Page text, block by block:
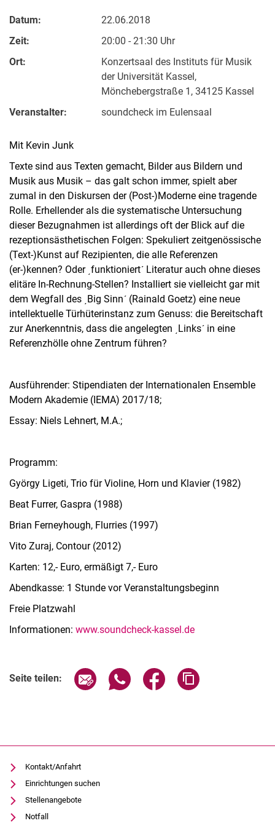
Datum:
22.06.2018
Zeit:
20:00 - 21:30 Uhr
Ort:
Konzertsaal des Instituts für Musik
der Universität Kassel,
Mönchebergstraße 1, 34125 Kassel
Veranstalter:
soundcheck im Eulensaal
Mit Kevin Junk
Texte sind aus Texten gemacht, Bilder aus Bildern und
Musik aus Musik – das galt schon immer, spielt aber
zumal in den Diskursen der (Post-)Moderne eine tragende
Rolle. Erhellender als die systematische Untersuchung
dieser Bezugnahmen ist allerdings oft der Blick auf die
rezeptionsästhetischen Folgen: Spekuliert zeitgenössische
(Text-)Kunst auf Rezipienten, die alle Referenzen
(er-)kennen? Oder ͵funktioniertʹ Literatur auch ohne dieses
elitäre In-Rechnung-Stellen? Installiert sie vielleicht gar mit
dem Wegfall des ͵Big Sinnʹ (Rainald Goetz) eine neue
intellektuelle Türhüterinstanz zum Genuss: die Bereitschaft
zur Anerkenntnis, dass die angelegten ͵Linksʹ in eine
Referenzhölle ohne Zentrum führen?
Ausführender: Stipendiaten der Internationalen Ensemble
Modern Akademie (IEMA) 2017/18;
Essay: Niels Lehnert, M.A.;
Programm:
György Ligeti, Trio für Violine, Horn und Klavier (1982)
Beat Furrer, Gaspra (1988)
Brian Ferneyhough, Flurries (1997)
Vito Zuraj, Contour (2012)
Karten: 12,- Euro, ermäßigt 7,- Euro
Abendkasse: 1 Stunde vor Veranstaltungsbeginn
Freie Platzwahl
Informationen: www.soundcheck-kassel.de
Seite teilen: Seite über E-Mail teilen
Seite über WhatsApp teilen
Seite über Facebook
Kontakt/Anfahrt
Einrichtungen suchen
Stellenangebote
Notfall